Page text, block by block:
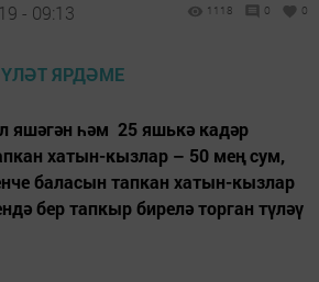
- 09:13 1118 0 0
яшәгән һәм 25 яшькә кадәр
хатын-кызлар – 50 мең сум,
баласын тапкан хатын-кызлар
бер тапкыр бирелә торган түләү